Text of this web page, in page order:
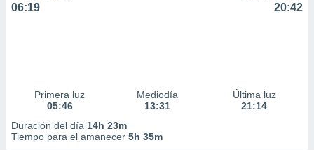
06:19 20:42
Primera luz
05:46
Mediodía
13:31
Última luz
21:14
Duración del día 14h 23m
Tiempo para el amanecer 5h 35m